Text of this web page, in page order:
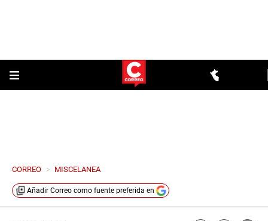
CORREO > MISCELANEA
Añadir Correo como fuente preferida en